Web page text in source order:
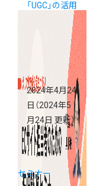
「UGC」の活用
2024年4月24
日 （2024年5
月24日 更新）
セミナー